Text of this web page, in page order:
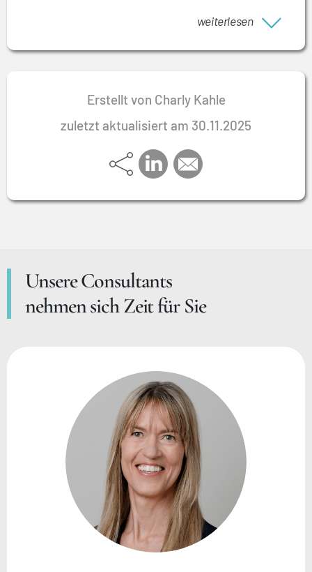
weiterlesen
Erstellt von Charly Kahle
zuletzt aktualisiert am 30.11.2025
Unsere Consultants
nehmen sich Zeit für Sie